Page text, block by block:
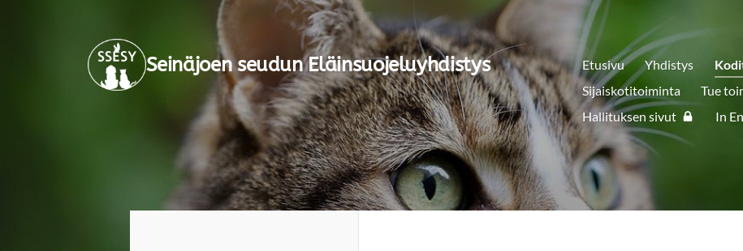
Seinäjoen seudun Eläinsuojeluyhdistys Etusivu Yhdistys
Sijaiskotitoiminta
Tue
Hallituksen sivut
In